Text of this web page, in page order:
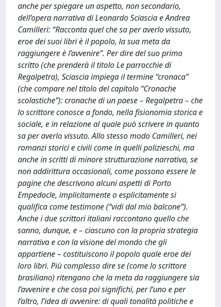
anche per spiegare un aspetto, non secondario,
dell’opera narrativa di Leonardo Sciascia e Andrea
Camilleri: “Racconta quel che sa per averlo vissuto,
eroe dei suoi libri è il popolo, la sua meta da
raggiungere è l’avvenire”. Per dire del suo primo
scritto (che prenderà il titolo Le parrocchie di
Regalpetra), Sciascia impiega il termine “cronaca”
(che compare nel titolo del capitolo “Cronache
scolastiche”): cronache di un paese – Regalpetra – che
lo scrittore conosce a fondo, nella fisionomia storica e
sociale, e in relazione al quale può scrivere in quanto
sa per averlo vissuto. Allo stesso modo Camilleri, nei
romanzi storici e civili come in quelli polizieschi, ma
anche in scritti di minore strutturazione narrativa, se
non addirittura occasionali, come possono essere le
pagine che descrivono alcuni aspetti di Porto
Empedocle, implicitamente o esplicitamente si
qualifica come testimone (“vidi dal mio balcone”).
Anche i due scrittori italiani raccontano quello che
sanno, dunque, e – ciascuno con la propria strategia
narrativa e con la visione del mondo che gli
appartiene – costituiscono il popolo quale eroe dei
loro libri. Più complesso dire se (come lo scrittore
brasiliano) ritengano che la meta da raggiungere sia
l’avvenire e che cosa poi significhi, per l’uno e per
l’altro, l’idea di avvenire: di quali tonalità politiche e